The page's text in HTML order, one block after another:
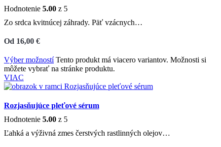
Hodnotenie 5.00 z 5
Zo srdca kvitnúcej záhrady. Päť vzácnych…
Od 16,00 €
Výber možností Tento produkt má viacero variantov. Možnosti si
môžete vybrať na stránke produktu.
VIAC
Rozjasňujúce pleťové sérum
Hodnotenie 5.00 z 5
Ľahká a výživná zmes čerstvých rastlinných olejov…